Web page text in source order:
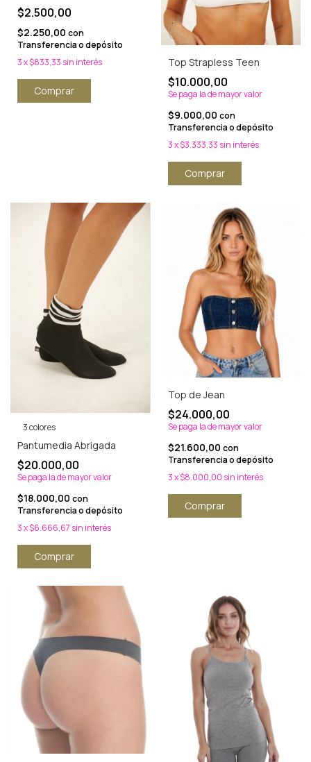
$2.500,00
$2.250,00 con
Transferencia o depósito
3x$833,33 sin interés Top Strapless Teen
$10.000,00
Se paga la de mayor valor
$9.000,00 con
Transferencia o depósito
3x$3.333,33 sin interés
Comprar
3 colores
Pantumedia Abrigada
$20.000,00
Se paga la de mayor valor
$18.000,00 con
Transferencia o depósito
3x$6.666,67 sin interés
Comprar
Top de Jean
$24.000,00
Se paga la de mayor valor
$21.600,00 con
Transferencia o depósito
3x$8.000,00 sin interés
Comprar